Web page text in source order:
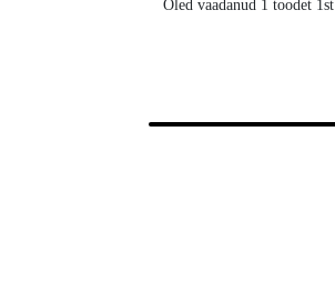
Oled vaadanud 1 toodet 1st